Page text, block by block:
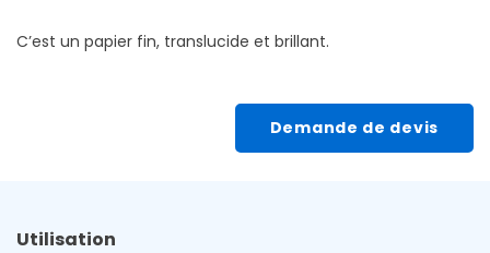
C’est un papier fin, translucide et brillant.
Demande de devis
Utilisation